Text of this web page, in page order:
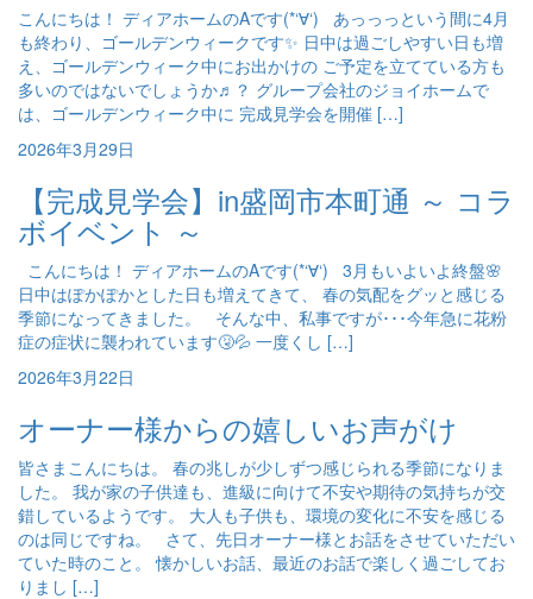
こんにちは！ ディアホームのAです(*‘∀‘) あっっっという間に4月
も終わり、ゴールデンウィークです✨ 日中は過ごしやすい日も増
え、ゴールデンウィーク中にお出かけの ご予定を立てている方も
多いのではないでしょうか♬？ グループ会社のジョイホームで
は、ゴールデンウィーク中に 完成見学会を開催 […]
2026年3月29日
【完成見学会】in盛岡市本町通 ～ コラ
ボイベント ～
こんにちは！ ディアホームのAです(*‘∀‘) 3月もいよいよ終盤🌸
日中はぽかぽかとした日も増えてきて、 春の気配をグッと感じる
季節になってきました。 そんな中、私事ですが･･･今年急に花粉
症の症状に襲われています🤧💦 一度くし […]
2026年3月22日
オーナー様からの嬉しいお声がけ
皆さまこんにちは。 春の兆しが少しずつ感じられる季節になりま
した。 我が家の子供達も、進級に向けて不安や期待の気持ちが交
錯しているようです。 大人も子供も、環境の変化に不安を感じる
のは同じですね。 さて、先日オーナー様とお話をさせていただい
ていた時のこと。 懐かしいお話、最近のお話で楽しく過ごしてお
りまし […]